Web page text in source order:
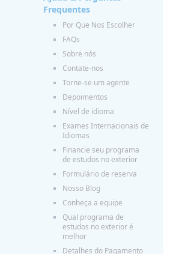
Frequentes
Por Que Nos Escolher
FAQs
Sobre nós
Contate-nos
Torne-se um agente
Depoimentos
Nível de idioma
Exames Internacionais de
Idiomas
Financie seu programa
de estudos no exterior
Formulário de reserva
Nosso Blog
Conheça a equipe
Qual programa de
estudos no exterior é
melhor
Detalhes do Pagamento